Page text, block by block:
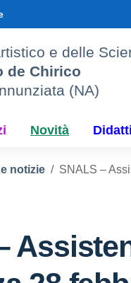
e delle
de Chirico
(NA)
Novità
notizie SNALS –